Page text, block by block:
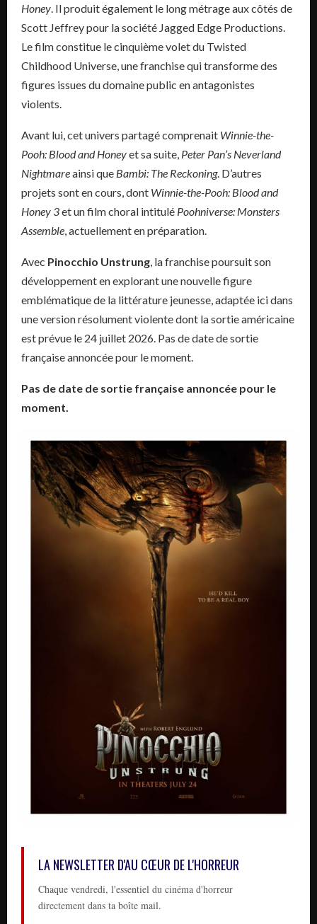
Honey . Il produit également le long métrage aux côtés de
Scott Jeffrey pour la société Jagged Edge Productions.
Le film constitue le cinquième volet du Twisted
Childhood Universe, une franchise qui transforme des
figures issues du domaine public en antagonistes
violents.
Avant lui, cet univers partagé comprenait Winnie-the-
Pooh: Blood and Honeyet sa suite, Peter Pan’s Neverland
Nightmareainsi que Bambi: The Reckoning. D’autres
projets sont en cours, dont Winnie-the-Pooh: Blood and
Honey 3et un film choral intitulé Poohniverse: Monsters
Assemble , actuellement en préparation.
Avec Pinocchio Unstrung , la franchise poursuit son
développement en explorant une nouvelle figure
emblématique de la littérature jeunesse, adaptée ici dans
une version résolument violente dont la sortie américaine
est prévue le 24 juillet 2026. Pas de date de sortie
française annoncée pour le moment.
Pas de date de sortie française annoncée pour le
moment.
LA NEWSLETTER D'AU CŒUR DE L'HORREUR
Chaque vendredi, l'essentiel du cinéma d'horreur
directement dans ta boîte mail.